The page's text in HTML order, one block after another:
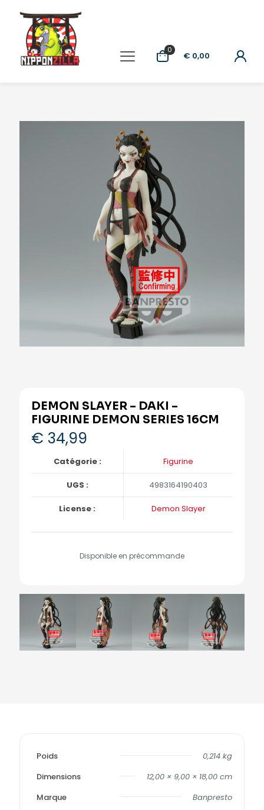
0
€ 0,00
DEMON SLAYER – DAKI –
FIGURINE DEMON SERIES 16CM
€ 34,99
Catégorie : Figurine
UGS : 4983164190403
License : Demon Slayer
Disponible en précommande
Poids
0,214 kg
Dimensions
12,00 × 9,00 × 18,00 cm
Marque
Banpresto